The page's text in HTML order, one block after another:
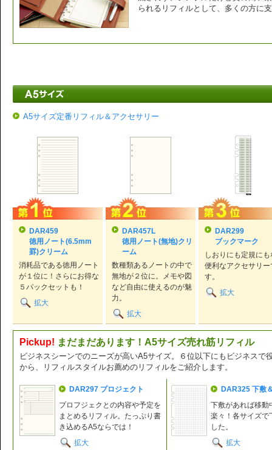
られるリフィルとして、多くの方に
A5サイズ定番リフィル＆アクセサリー
DAR459
徳用ノート(6.5mm
罫)クリーム
消耗品である徳用ノート
が１位に！さらにお得な
５パックセットも！
拡大
DAR457L
徳用ノート(無地)クリ
ーム
数種類あるノートの中で
無地が２位に。メモや図
など自由に使えるのが魅
力。
拡大
DAR299
ブックマーク
しおりにも定規にも
便利なアクセサリー
す。
拡大
Pickup! まだまだあります！A5サイズ売れ筋リフィル
ビジネスシーンでのニーズが高いA5サイズ。６位以下にもビジネス
から、リフィルスタイルお薦めのリフィルをご紹介します。
DAR297 プロジェクト
プロフジェクとの内容や予定を
まとめるリフィル。たっぷり書
き込めるA5ならでは！
拡大
DAR325 下敷
下敷があれば移動
楽々！各サイズで
した。
拡大